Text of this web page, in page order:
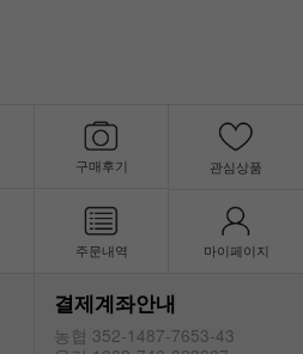
구매후기 관심상품
주문내역 마이페이지
결제계좌안내
농협 352-1487-7653-43